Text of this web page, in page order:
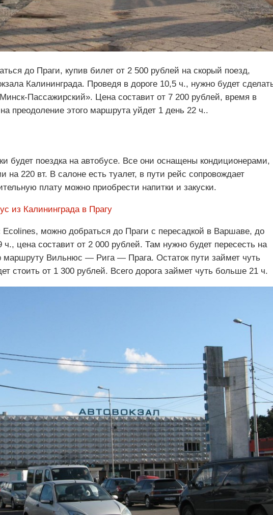
до Праги, купив билет от 2 500 рублей на скорый поезд,
Калининграда. Проведя в дороге 10,5 ч., нужно будет
Пассажирский». Цена составит от 7 200 рублей, время в
преодоление этого маршрута уйдет 1 день 22 ч..
будет поездка на автобусе. Все они оснащены кондиционерами,
на 220 вт. В салоне есть туалет, в пути рейс сопровождает
плату можно приобрести напитки и закуски.
из Калининграда в Прагу
Ecolines, можно добраться до Праги с пересадкой в Варшаве, до
ч., цена составит от 2 000 рублей. Там нужно будет пересесть на
Вильнюс — Рига — Прага. Остаток пути займет чуть
стоить от 1 300 рублей. Всего дорога займет чуть больше 21 ч.